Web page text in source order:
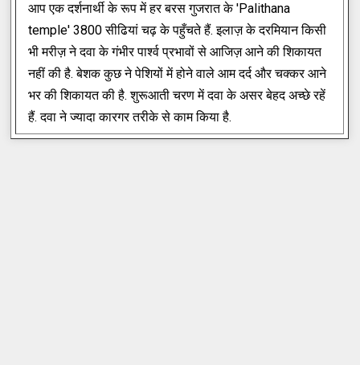
आप एक दर्शनार्थी के रूप में हर बरस गुजरात के 'Palithana
temple' 3800 सीढियां चढ़ के पहुँचते हैं. इलाज़ के दरमियान किसी
भी मरीज़ ने दवा के गंभीर पार्श्व प्रभावों से आजिज़ आने की शिकायत
नहीं की है. बेशक कुछ ने पेशियों में होने वाले आम दर्द और चक्कर आने
भर की शिकायत की है. शुरूआती चरण में दवा के असर बेहद अच्छे रहें
हैं. दवा ने ज्यादा कारगर तरीके से काम किया है.